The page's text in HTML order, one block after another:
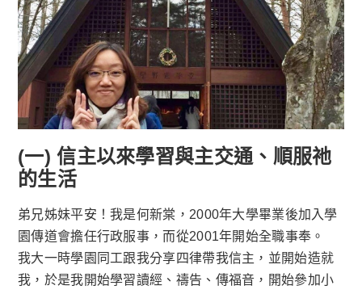
(一) 信主以來學習與主交通、順服祂
的生活
弟兄姊妹平安！我是何新棠，2000年大學畢業後加入學
園傳道會擔任行政服事，而從2001年開始全職事奉。
我大一時學園同工跟我分享四律帶我信主，並開始造就
我，於是我開始學習讀經、禱告、傳福音，開始參加小